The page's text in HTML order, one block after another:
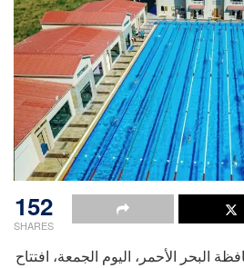
152
SHARES
البحر الأحمر، اليوم الجمعة، افتتاح